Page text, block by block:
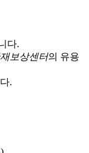
다.
보상센터의 유용
.